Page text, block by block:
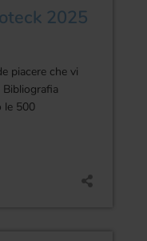
2025
piacere che vi
le 500